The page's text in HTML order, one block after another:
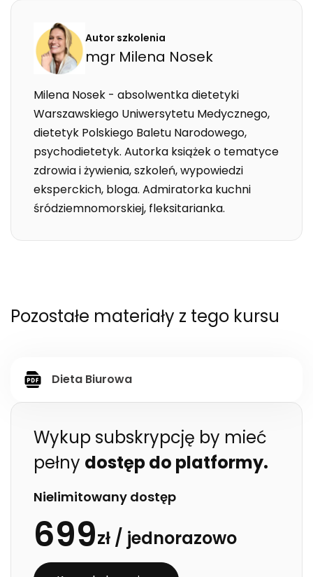
Autor szkolenia
mgr Milena Nosek
Milena Nosek - absolwentka dietetyki
Warszawskiego Uniwersytetu Medycznego,
dietetyk Polskiego Baletu Narodowego,
psychodietetyk. Autorka książek o tematyce
zdrowia i żywienia, szkoleń, wypowiedzi
eksperckich, bloga. Admiratorka kuchni
śródziemnomorskiej, fleksitarianka.
Pozostałe materiały z tego kursu
Dieta Biurowa
Wykup subskrypcję by mieć
pełny dostęp do platformy.
Nielimitowany dostęp
699zł / jednorazowo